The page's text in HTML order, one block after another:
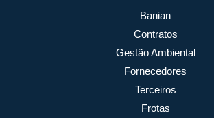
Banian
Contratos
Gestão Ambiental
Fornecedores
Terceiros
Frotas